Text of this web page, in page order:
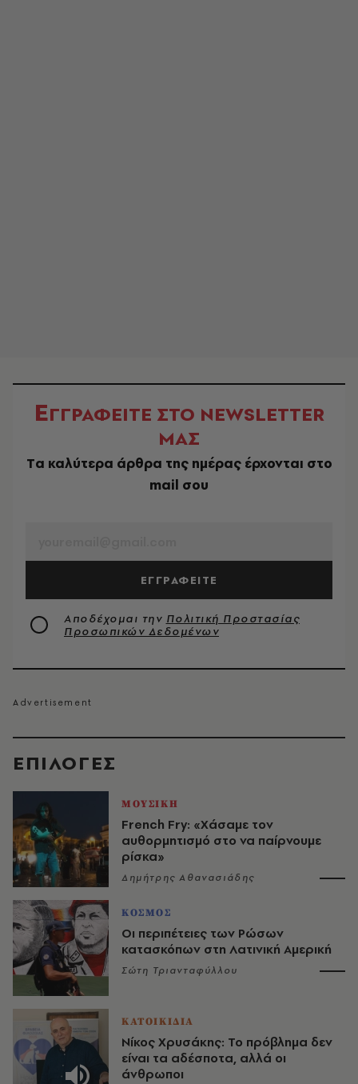
EΠΙΛΟΓΈΣ
ΜΟΥΣΙΚΗ
French Fry: «Χάσαμε τον
αυθορμητισμό στο να παίρνουμε
ρίσκα»
Δημήτρης Αθανασιάδης
ΚΟΣΜΟΣ
Οι περιπέτειες των Ρώσων
κατασκόπων στη Λατινική Αμερική
Σώτη Τριανταφύλλου
ΚΑΤΟΙΚΙΔΙΑ
Νίκος Χρυσάκης: Το πρόβλημα δεν
είναι τα αδέσποτα, αλλά οι
άνθρωποι
ΕΓΓΡΑΦΕΙΤΕ ΣΤΟ NEWSLETTER
ΜΑΣ
Tα καλύτερα άρθρα της ημέρας έρχονται στο
mail σου
ΕΓΓΡΑΦΕΙΤΕ
Αποδέχομαι την Πολιτική Προστασίας
Προσωπικών Δεδομένων